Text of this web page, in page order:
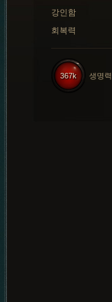
강인함
회복력
367k 생명력